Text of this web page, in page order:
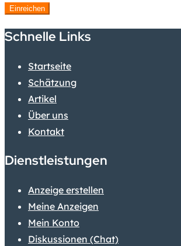
Einreichen
Schnelle Links
Startseite
Schätzung
Artikel
Über uns
Kontakt
Dienstleistungen
Anzeige erstellen
Meine Anzeigen
Mein Konto
Diskussionen (Chat)